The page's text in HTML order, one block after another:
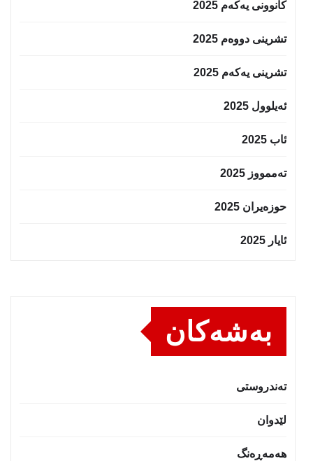
کانوونی یەکەم 2025
تشرینی دووەم 2025
تشرینی یەکەم 2025
ئەیلوول 2025
ئاب 2025
تەممووز 2025
حوزه‌یران 2025
ئایار 2025
بەشەکان
تەندروستى
لێدوان
هەمەڕەنگ